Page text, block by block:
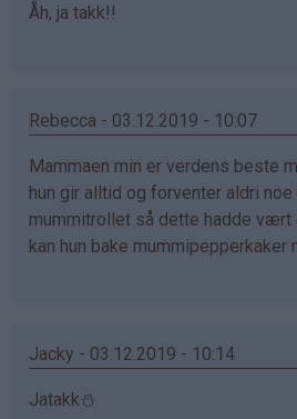
Åh, ja takk!!
Rebecca - 03.12.2019 - 10:07
Mammaen min er verdens beste
hun gir alltid og forventer aldri
mummitrollet så dette hadde vært
kan hun bake mummipepperkaker
Jacky - 03.12.2019 - 10:14
Jatakk⛄️